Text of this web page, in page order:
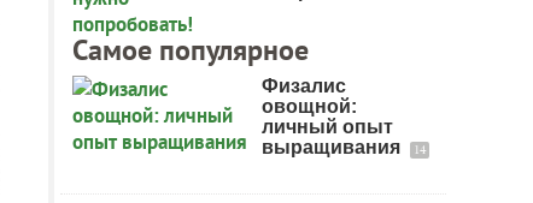
Самое популярное
Физалис
овощной:
личный опыт
выращивания
14